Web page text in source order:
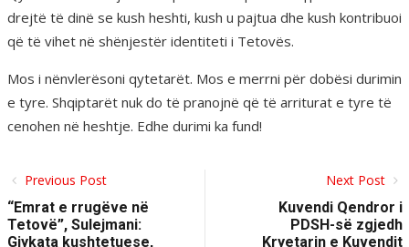
drejtë të dinë se kush heshti, kush u pajtua dhe kush kontribuoi
që të vihet në shënjestër identiteti i Tetovës.
Mos i nënvlerësoni qytetarët. Mos e merrni për dobësi durimin
e tyre. Shqiptarët nuk do të pranojnë që të arriturat e tyre të
cenohen në heshtje. Edhe durimi ka fund!
Previous Post
“Emrat e rrugëve në
Tetovë”, Sulejmani:
Gjykata kushtetuese,
Next Post
Kuvendi Qendror i
PDSH-së zgjedh
Kryetarin e Kuvendit